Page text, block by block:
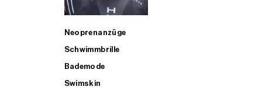
Neoprenanzüge
Schwimmbrille
Bademode
Swimskin